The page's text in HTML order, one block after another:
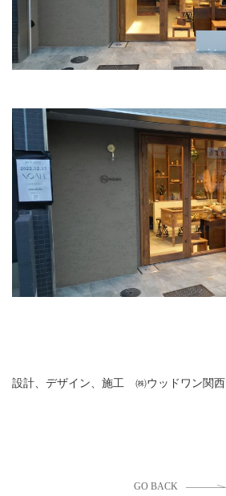
設計、デザイン、施工 ㈱ウッドワン関西
GO BACK